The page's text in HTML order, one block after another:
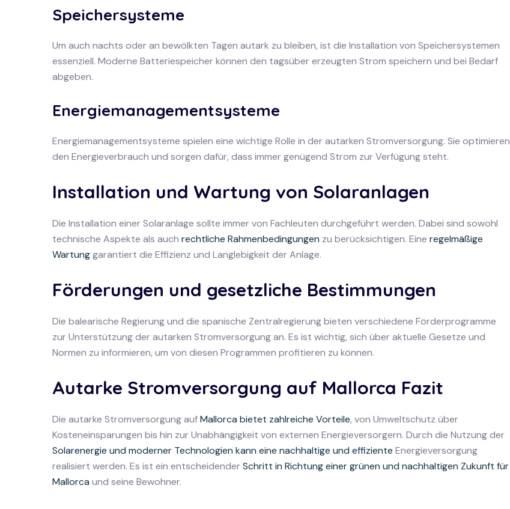
Speichersysteme
Um auch nachts oder an bewölkten Tagen autark zu bleiben, ist die Installation von Speichersystemen
essenziell. Moderne Batteriespeicher können den tagsüber erzeugten Strom speichern und bei Bedarf
abgeben.
Energiemanagementsysteme
Energiemanagementsysteme spielen eine wichtige Rolle in der autarken Stromversorgung. Sie optimieren
den Energieverbrauch und sorgen dafür, dass immer genügend Strom zur Verfügung steht.
Installation und Wartung von Solaranlagen
Die Installation einer Solaranlage sollte immer von Fachleuten durchgeführt werden. Dabei sind sowohl
technische Aspekte als auch rechtliche Rahmenbedingungen zu berücksichtigen. Eine regelmäßige
Wartunggarantiert die Effizienz und Langlebigkeit der Anlage.
Förderungen und gesetzliche Bestimmungen
Die balearische Regierung und die spanische Zentralregierung bieten verschiedene Förderprogramme
zur Unterstützung der autarken Stromversorgung an. Es ist wichtig, sich über aktuelle Gesetze und
Normen zu informieren, um von diesen Programmen profitieren zu können.
Autarke Stromversorgung auf Mallorca Fazit
Die autarke Stromversorgung aufMallorca bietet zahlreiche Vorteile, von Umweltschutz über
Kosteneinsparungen bis hin zur Unabhängigkeit von externen Energieversorgern. Durch die Nutzung der
Solarenergie und moderner Technologien kann eine nachhaltige und effiziente Energieversorgung
realisiert werden. Es ist ein entscheidenderSchritt in Richtung einer grünen und nachhaltigen Zukunft für
Mallorca und seine Bewohner.